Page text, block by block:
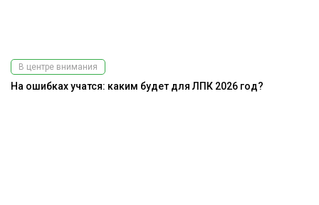
В центре внимания
На ошибках учатся: каким будет для ЛПК 2026 год?